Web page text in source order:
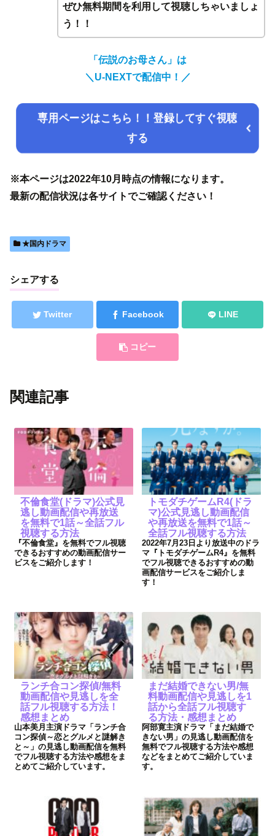
ぜひ無料期間を利用して視聴しちゃいましょ
う！！
「伝説のお母さん」は
＼ U-NEXTで配信中！／
専用ページはこちら！！登録してすぐ視聴
する
※本ページは2022年10月時点の情報になります。
最新の配信状況は各サイトでご確認ください！
★国内ドラマ
シェアする
Twitter Facebook LINE
コピー
関連記事
不倫食堂(ドラマ)公式見
逃し動画配信や再放送
を無料で1話～全話フル
視聴する方法
『不倫食堂』を無料でフル視聴
できるおすすめの動画配信サー
ビスをご紹介します！
トモダチゲームR4(ドラ
マ)公式見逃し動画配信
や再放送を無料で1話～
全話フル視聴する方法
2022年7月23日より放送中のドラ
マ『トモダチゲームR4』を無料
でフル視聴できるおすすめの動
画配信サービスをご紹介しま
す！
ランチ合コン探偵/無料
動画配信や見逃しを全
話フル視聴する方法！
感想まとめ
山本美月主演ドラマ「ランチ合
コン探偵～恋とグルメと謎解き
と～」の見逃し動画配信を無料
でフル視聴する方法や感想をま
とめてご紹介しています。
まだ結婚できない男/無
料動画配信や見逃しを1
話から全話フル視聴す
る方法・感想まとめ
阿部寛主演ドラマ「まだ結婚で
きない男」の見逃し動画配信を
無料でフル視聴する方法や感想
などをまとめてご紹介していま
す。